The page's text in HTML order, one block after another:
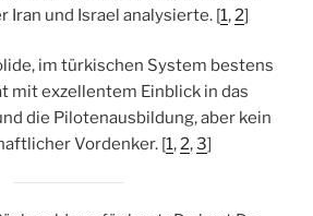
Iran und Israel analysierte. [1, 2]
im türkischen System bestens
mit exzellentem Einblick in das
die Pilotenausbildung, aber kein
Vordenker. [1,2,3]